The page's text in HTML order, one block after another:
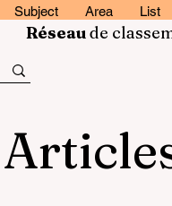
Subject Area List
Réseaude